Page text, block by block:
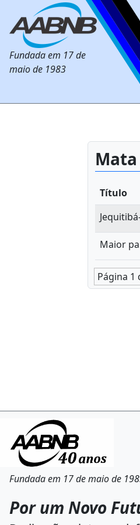
Fundada em 17 de
maio de 1983
Título
Maior
Página 1
Fundada em 17 de maio de
Por um Novo